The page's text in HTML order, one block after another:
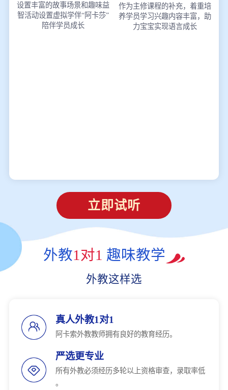
设置丰富的故事场景和趣味益
智活动设置虚拟学伴“阿卡莎”
陪伴学员成长
作为主修课程的补充，着重培
养学员学习兴趣内容丰富，助
力宝宝实现语言成长
立即试听
外教1对1 趣味教学
外教这样选
真人外教1对1
阿卡索外教教师拥有良好的教育经历。
严选更专业
所有外教必须经历多轮以上资格审查，录取率低
。